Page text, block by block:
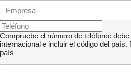
Compruebe el número de teléfono:
internacional e incluir el código del país.
país